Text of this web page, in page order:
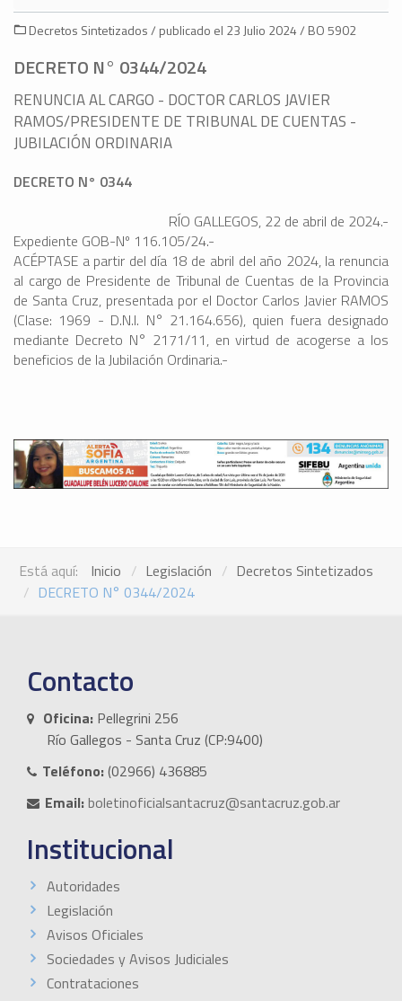
Decretos Sintetizados / publicado el 23 Julio 2024 / BO 5902
DECRETO N° 0344/2024
RENUNCIA AL CARGO - DOCTOR CARLOS JAVIER
RAMOS/PRESIDENTE DE TRIBUNAL DE CUENTAS -
JUBILACIÓN ORDINARIA
DECRETO N° 0344
RÍO GALLEGOS, 22 de abril de 2024.-
Expediente GOB-Nº 116.105/24.-
ACÉPTASE a partir del día 18 de abril del año 2024, la renuncia
al cargo de Presidente de Tribunal de Cuentas de la Provincia
de Santa Cruz, presentada por el Doctor Carlos Javier RAMOS
(Clase: 1969 - D.N.I. N° 21.164.656), quien fuera designado
mediante Decreto N° 2171/11, en virtud de acogerse a los
beneficios de la Jubilación Ordinaria.-
Está aquí: Inicio Legislación
Decretos Sintetizados
DECRETO N° 0344/2024
Contacto
Oficina: Pellegrini 256
Río Gallegos - Santa Cruz (CP:9400)
Teléfono:(02966) 436885
Email:boletinoficialsantacruz@santacruz.gob.ar
Institucional
Autoridades
Legislación
Avisos Oficiales
Sociedades y Avisos Judiciales
Contrataciones